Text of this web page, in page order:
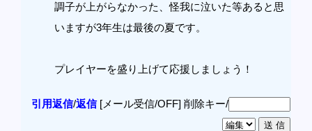
調子が上がらなかった、怪我に泣いた等あると思
いますが3年生は最後の夏です。
プレイヤーを盛り上げて応援しましょう！
引用返信/返信[メール受信/OFF] 削除キー/